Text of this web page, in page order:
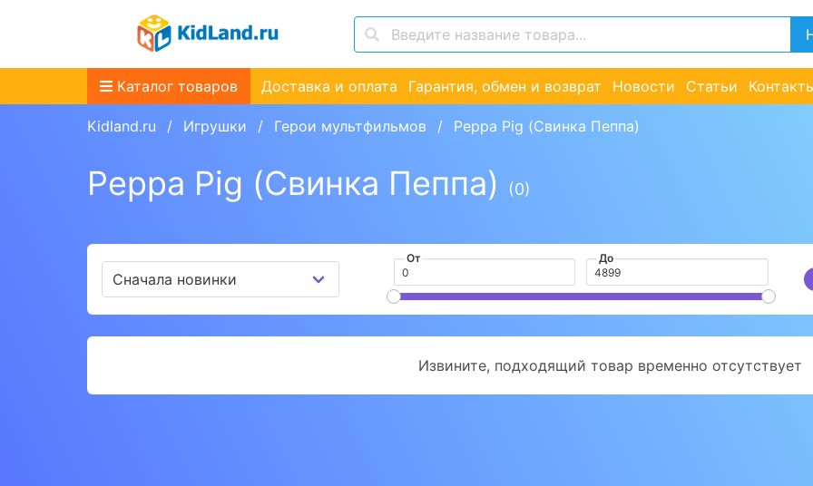
Каталог товаров Доставка и оплата Гарантия, обмен и возврат Новости Статьи
Kidland.ru Игрушки Герои мультфильмов Peppa Pig (Свинка Пеппа)
Peppa Pig (Свинка Пеппа) (0)
От До
Извините, подходящий товар временно отсутствует